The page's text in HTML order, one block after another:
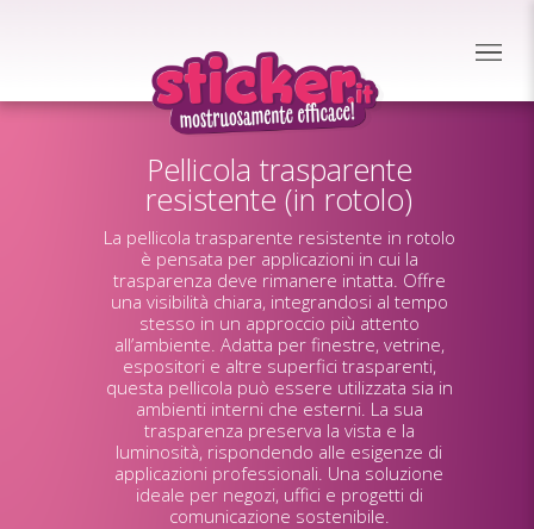
Pellicola trasparente
resistente (in rotolo)
La pellicola trasparente resistente in rotolo
è pensata per applicazioni in cui la
trasparenza deve rimanere intatta. Offre
una visibilità chiara, integrandosi al tempo
stesso in un approccio più attento
all’ambiente. Adatta per finestre, vetrine,
espositori e altre superfici trasparenti,
questa pellicola può essere utilizzata sia in
ambienti interni che esterni. La sua
trasparenza preserva la vista e la
luminosità, rispondendo alle esigenze di
applicazioni professionali. Una soluzione
ideale per negozi, uffici e progetti di
comunicazione sostenibile.